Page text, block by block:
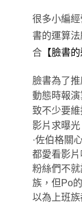
很多小編
書的運算
合 【臉書
臉書為了
動態時報
致不少要
影片求曝
·佐伯格關
都愛看影
粉絲們不
族 ， 但Po
以為上班